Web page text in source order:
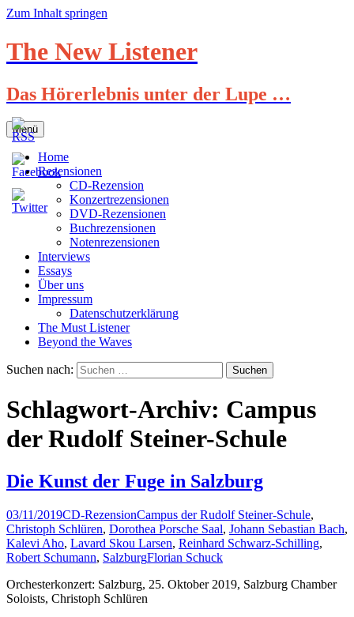
Zum Inhalt springen
The New Listener
Das Hörerlebnis unter der Lupe …
Menü
Home
Rezensionen
CD-Rezension
Konzertrezensionen
DVD-Rezensionen
Buchrezensionen
Notenrezensionen
Interviews
Essays
Über uns
Impressum
Datenschutzerklärung
The Must Listener
Beyond the Waves
Suchen nach:
Schlagwort-Archiv: Campus
der Rudolf Steiner-Schule
Die Kunst der Fuge in Salzburg
03/11/2019CD-RezensionCampus der Rudolf Steiner-Schule,
Christoph Schlüren, Dorothea Porsche Saal, Johann Sebastian Bach,
Kalevi Aho, Lavard Skou Larsen, Reinhard Schwarz-Schilling,
Robert Schumann, SalzburgFlorian Schuck
Orchesterkonzert: Salzburg, 25. Oktober 2019, Salzburg Chamber
Soloists, Christoph Schlüren